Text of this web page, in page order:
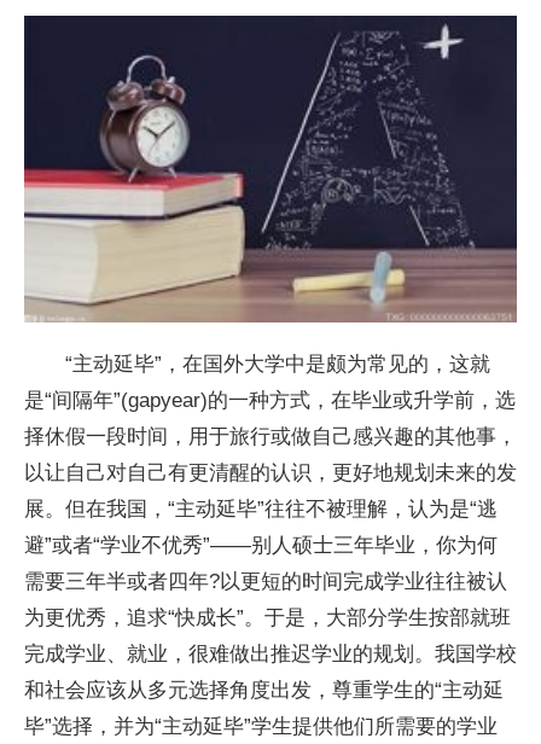
“主动延毕”，在国外大学中是颇为常见的，这就
是“间隔年”(gapyear)的一种方式，在毕业或升学前，选
择休假一段时间，用于旅行或做自己感兴趣的其他事，
以让自己对自己有更清醒的认识，更好地规划未来的发
展。但在我国，“主动延毕”往往不被理解，认为是“逃
避”或者“学业不优秀”——别人硕士三年毕业，你为何
需要三年半或者四年?以更短的时间完成学业往往被认
为更优秀，追求“快成长”。于是，大部分学生按部就班
完成学业、就业，很难做出推迟学业的规划。我国学校
和社会应该从多元选择角度出发，尊重学生的“主动延
毕”选择，并为“主动延毕”学生提供他们所需要的学业